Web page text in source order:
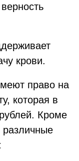
крови.
право на
которая в
Кроме
различные